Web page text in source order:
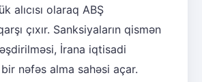
alıcısı olaraq ABŞ
çıxır. Sanksiyaların qismən
İrana iqtisadi
nəfəs alma sahəsi açar.